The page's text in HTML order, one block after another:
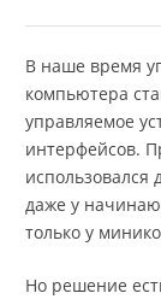
В наше время
компьютера
управляемое
интерфейсов.
использовался
даже у
только у
Но решение